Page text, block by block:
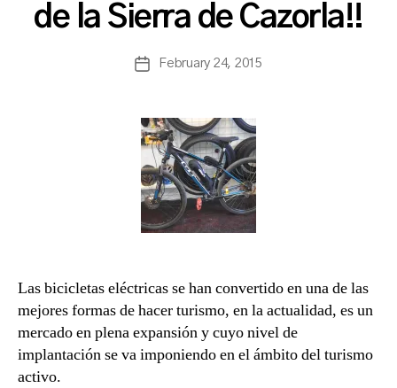
de la Sierra de Cazorla!!
Post
s
n
b
a
PostFebruary 24, 2015
Las bicicletas eléctricas se han convertido en una de las
mejores formas de hacer turismo, en la actualidad, es un
mercado en plena expansión y cuyo nivel de
implantación se va imponiendo en el ámbito del turismo
activo.